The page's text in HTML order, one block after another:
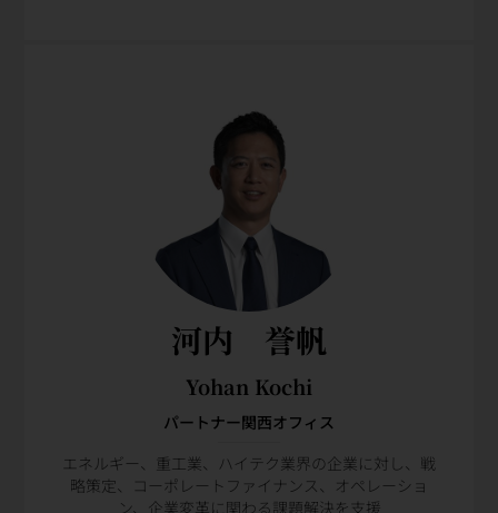
河内 誉帆
Yohan Kochi
パートナー関西オフィス
エネルギー、重工業、ハイテク業界の企業に対し、戦
略策定、コーポレートファイナンス、オペレーショ
ン、企業変革に関わる課題解決を支援